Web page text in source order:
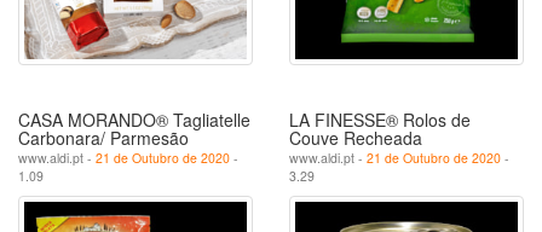
CASA MORANDO® Tagliatelle
Carbonara/ Parmesão
www.aldi.pt - 21 de Outubro de 2020 -
1.09
LA FINESSE® Rolos de
Couve Recheada
www.aldi.pt - 21 de Outubro de 2020 -
3.29